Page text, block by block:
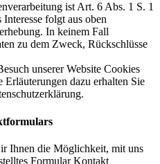
ist Art. 6 Abs. 1 S. 1
folgt aus oben
In keinem Fall
zu dem Zweck, Rückschlüsse
unserer Website Cookies
dazu erhalten Sie
Ihnen die Möglichkeit, mit uns
Formular Kontakt